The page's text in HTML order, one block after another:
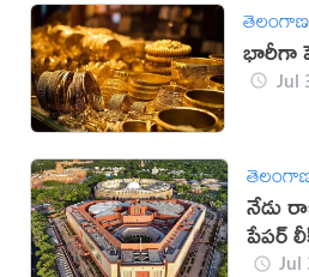
తెలంగాణ
భారీగా
Jul
నేడు
పేపర్
Jul